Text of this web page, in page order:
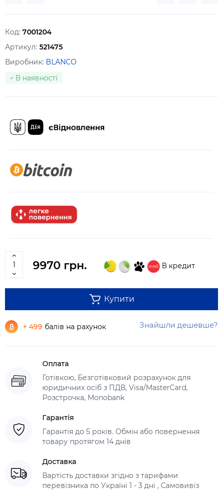
Код: 7001204
Артикул: 521475
Виробник: BLANCO
В наявності
9970 грн. В кредит
Купити
+ 499 балів на рахунок Знайшли дешевше?
Оплата
Готівкою, Безготівковий розрахунок для
юридичних осіб з ПДВ, Visa/MasterCard,
Розстрочка, Monobank
Гарантія
Гарантія до 5 років. Обмін або повернення
товару протягом 14 днів
Доставка
Вартість доставки згідно з тарифами
перевізника по Україні 1 - 3 дні , Самовивіз